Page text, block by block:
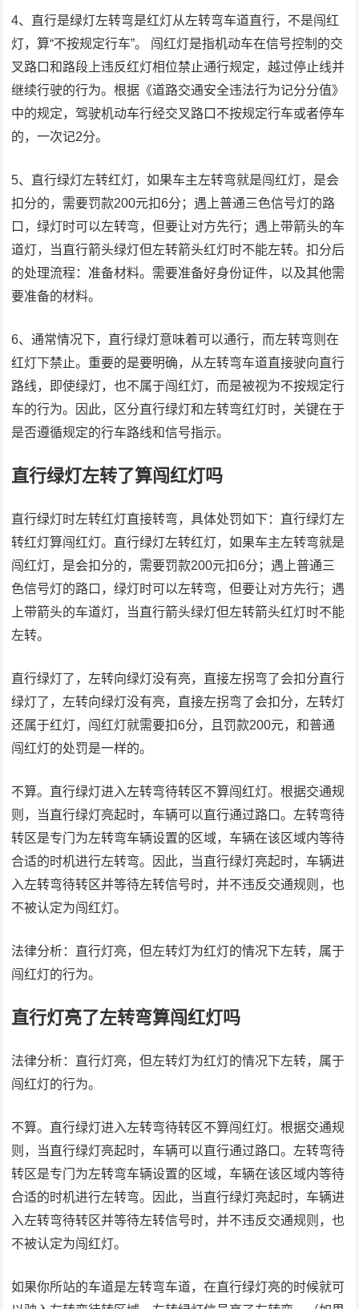
4、直行是绿灯左转弯是红灯从左转弯车道直行，不是闯红
灯，算“不按规定行车”。 闯红灯是指机动车在信号控制的交
叉路口和路段上违反红灯相位禁止通行规定，越过停止线并
继续行驶的行为。根据《道路交通安全违法行为记分分值》
中的规定，驾驶机动车行经交叉路口不按规定行车或者停车
的，一次记2分。
5、直行绿灯左转红灯，如果车主左转弯就是闯红灯，是会
扣分的，需要罚款200元扣6分；遇上普通三色信号灯的路
口，绿灯时可以左转弯，但要让对方先行；遇上带箭头的车
道灯，当直行箭头绿灯但左转箭头红灯时不能左转。扣分后
的处理流程：准备材料。需要准备好身份证件，以及其他需
要准备的材料。
6、通常情况下，直行绿灯意味着可以通行，而左转弯则在
红灯下禁止。重要的是要明确，从左转弯车道直接驶向直行
路线，即使绿灯，也不属于闯红灯，而是被视为不按规定行
车的行为。因此，区分直行绿灯和左转弯红灯时，关键在于
是否遵循规定的行车路线和信号指示。
直行绿灯左转了算闯红灯吗
直行绿灯时左转红灯直接转弯，具体处罚如下：直行绿灯左
转红灯算闯红灯。直行绿灯左转红灯，如果车主左转弯就是
闯红灯，是会扣分的，需要罚款200元扣6分；遇上普通三
色信号灯的路口，绿灯时可以左转弯，但要让对方先行；遇
上带箭头的车道灯，当直行箭头绿灯但左转箭头红灯时不能
左转。
直行绿灯了，左转向绿灯没有亮，直接左拐弯了会扣分直行
绿灯了，左转向绿灯没有亮，直接左拐弯了会扣分，左转灯
还属于红灯，闯红灯就需要扣6分，且罚款200元，和普通
闯红灯的处罚是一样的。
不算。直行绿灯进入左转弯待转区不算闯红灯。根据交通规
则，当直行绿灯亮起时，车辆可以直行通过路口。左转弯待
转区是专门为左转弯车辆设置的区域，车辆在该区域内等待
合适的时机进行左转弯。因此，当直行绿灯亮起时，车辆进
入左转弯待转区并等待左转信号时，并不违反交通规则，也
不被认定为闯红灯。
法律分析：直行灯亮，但左转灯为红灯的情况下左转，属于
闯红灯的行为。
直行灯亮了左转弯算闯红灯吗
法律分析：直行灯亮，但左转灯为红灯的情况下左转，属于
闯红灯的行为。
不算。直行绿灯进入左转弯待转区不算闯红灯。根据交通规
则，当直行绿灯亮起时，车辆可以直行通过路口。左转弯待
转区是专门为左转弯车辆设置的区域，车辆在该区域内等待
合适的时机进行左转弯。因此，当直行绿灯亮起时，车辆进
入左转弯待转区并等待左转信号时，并不违反交通规则，也
不被认定为闯红灯。
如果你所站的车道是左转弯车道，在直行绿灯亮的时候就可